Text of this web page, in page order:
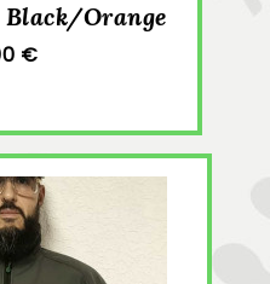
Black/Orange
€